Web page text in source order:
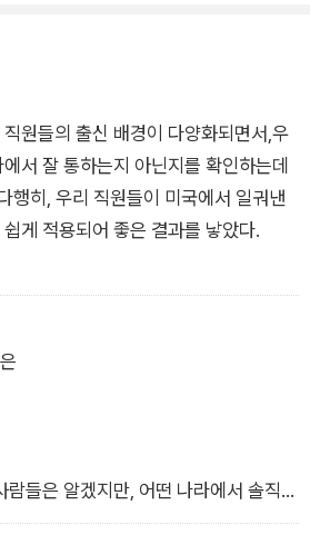
서비스가 더욱 좋아진다는 낭설이다.
한 덕에 성공했다고 생각한다. 이 역시
인받을 필요가 없다
원들의 출신 배경이 다양화되면서,우
서 잘 통하는지 아닌지를 확인하는데
행히, 우리 직원들이 미국에서 일궈낸
게 적용되어 좋은 결과를 낳았다.
않고 승인 없이 의사결정을 하는 방식
었지만, 익숙해지면 모두 캘리포니아
자율적 분위기를 반갑게 받아들였
직접 통제하겠다는 의지는, 미국인에게
들은 알겠지만, 어떤 나라에서 솔직
해서 그 방식이 다른나라에서도 통한